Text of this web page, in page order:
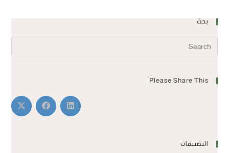
بحث
Please Share This
التصنيفات